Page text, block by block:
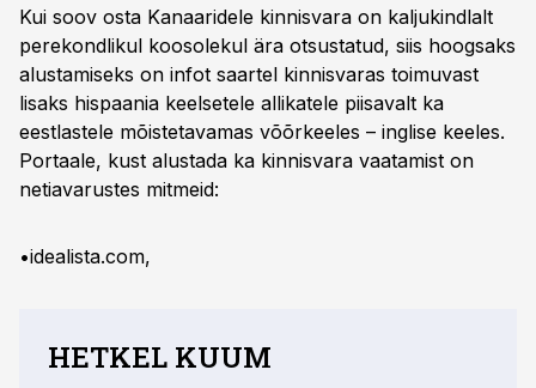
Kui soov osta Kanaaridele kinnisvara on kaljukindlalt
perekondlikul koosolekul ära otsustatud, siis hoogsaks
alustamiseks on infot saartel kinnisvaras toimuvast
lisaks hispaania keelsetele allikatele piisavalt ka
eestlastele mõistetavamas võõrkeeles – inglise keeles.
Portaale, kust alustada ka kinnisvara vaatamist on
netiavarustes mitmeid:
•idealista.com,
HETKEL KUUM